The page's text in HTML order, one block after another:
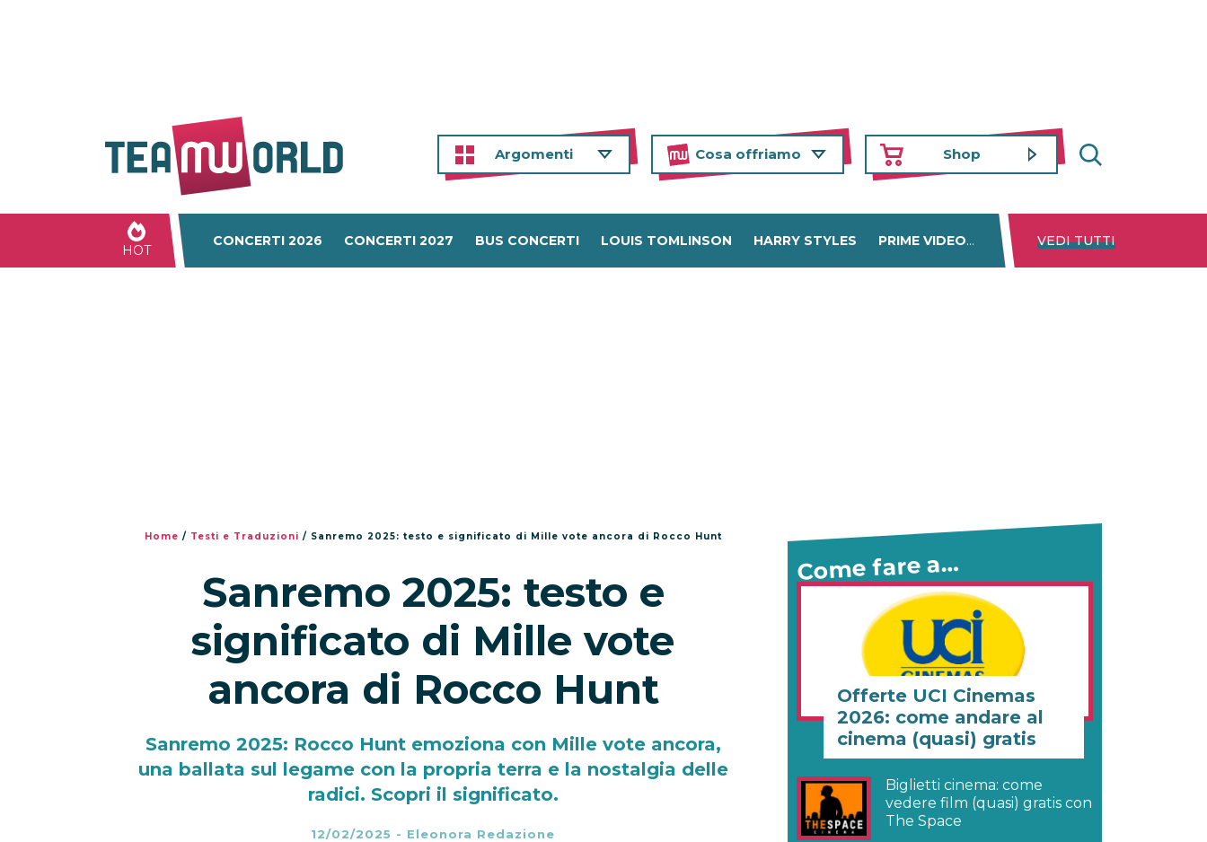
Argomenti Cosa offriamo Shop
HOT
CONCERTI 2026 CONCERTI 2027 BUS CONCERTI LOUIS TOMLINSON HARRY STYLES PRIME VIDEO DISNEY+ NETFLIX
VEDI TUTTI
Home / Testi e Traduzioni / Sanremo 2025: testo e significato di Mille vote ancora di Rocco Hunt
Sanremo 2025: testo e
significato di Mille vote
ancora di Rocco Hunt
Sanremo 2025: Rocco Hunt emoziona con Mille vote ancora,
una ballata sul legame con la propria terra e la nostalgia delle
radici. Scopri il significato.
12/02/2025 - Eleonora Redazione
Come fare a…
Offerte UCI Cinemas
2026: come andare al
cinema (quasi) gratis
Biglietti cinema: come
vedere film (quasi) gratis con
The Space